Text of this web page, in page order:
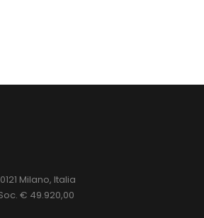
Milano, Italia
€ 49.920,00